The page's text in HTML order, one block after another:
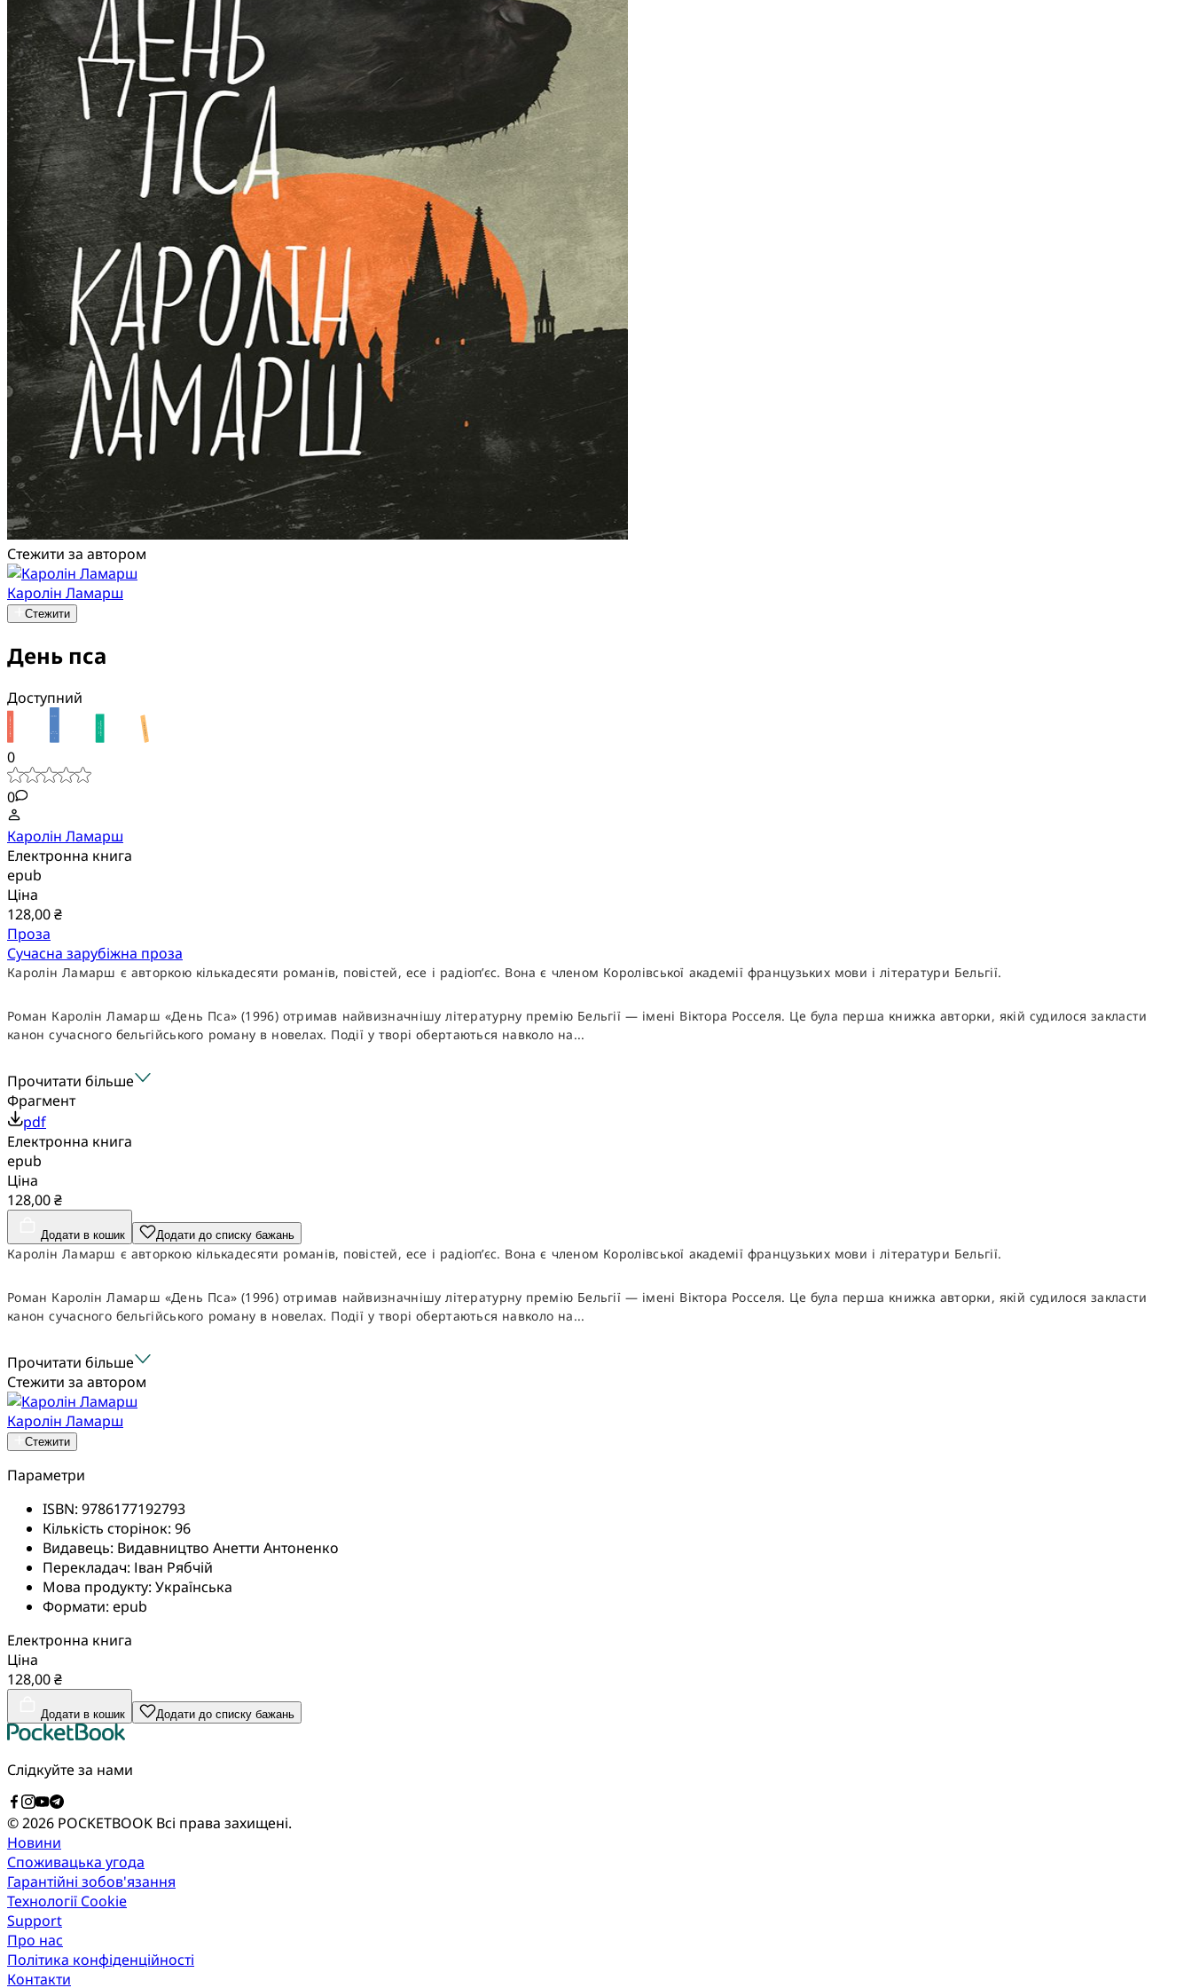
Стежити за автором
Каролін Ламарш
Стежити
День пса
Доступний
0
0
Каролін Ламарш
Електронна книга
epub
Ціна
128,00 ₴
Проза
Сучасна зарубіжна проза
Каролін Ламарш є авторкою кількадесяти романів, повістей, есе і радіоп’єс. Вона є членом Королівської академії французьких мови і літератури Бельгії.
Роман Каролін Ламарш «День Пса» (1996) отримав найвизначнішу літературну премію Бельгії — імені Віктора Росселя. Це була перша книжка авторки, якій судилося закласти
канон сучасного бельгійського роману в новелах. Події у творі обертаються навколо на...
Прочитати більше
Фрагмент
pdf
Електронна книга
epub
Ціна
128,00 ₴
Додати в кошик Додати до списку бажань
Каролін Ламарш є авторкою кількадесяти романів, повістей, есе і радіоп’єс. Вона є членом Королівської академії французьких мови і літератури Бельгії.
Роман Каролін Ламарш «День Пса» (1996) отримав найвизначнішу літературну премію Бельгії — імені Віктора Росселя. Це була перша книжка авторки, якій судилося закласти
канон сучасного бельгійського роману в новелах. Події у творі обертаються навколо на...
Прочитати більше
Стежити за автором
Каролін Ламарш
Стежити
Параметри
ISBN: 9786177192793
Кількість сторінок: 96
Видавець: Видавництво Анетти Антоненко
Перекладач: Іван Рябчій
Мова продукту: Українська
Формати: epub
Електронна книга
Ціна
128,00 ₴
Додати в кошик Додати до списку бажань
Слідкуйте за нами
© 2026 POCKETBOOK Всі права захищені.
Новини
Споживацька угода
Гарантійні зобов'язання
Технології Cookie
Support
Про нас
Політика конфіденційності
Контакти